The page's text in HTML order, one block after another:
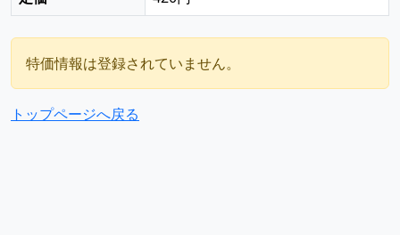
特価情報は登録されていません。
トップページへ戻る